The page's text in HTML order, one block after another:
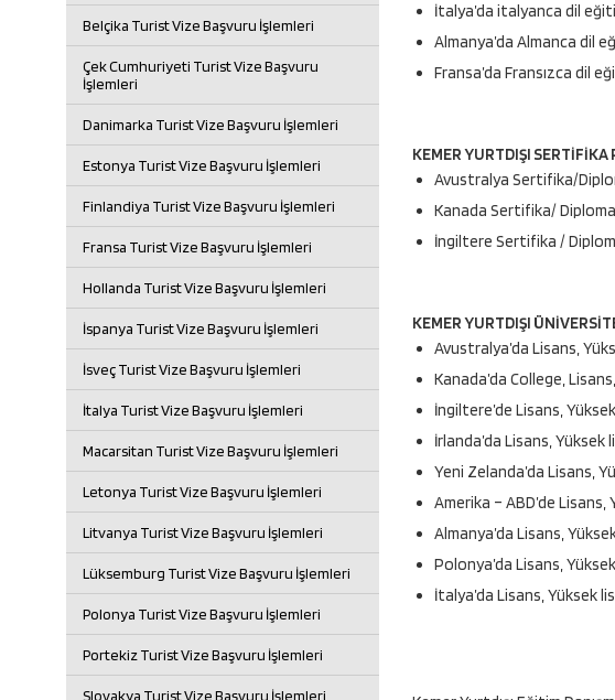
Belçika Turist Vize Başvuru İşlemleri
Çek Cumhuriyeti Turist Vize Başvuru
İşlemleri
Danimarka Turist Vize Başvuru İşlemleri
Estonya Turist Vize Başvuru İşlemleri
Finlandiya Turist Vize Başvuru İşlemleri
Fransa Turist Vize Başvuru İşlemleri
Hollanda Turist Vize Başvuru İşlemleri
İspanya Turist Vize Başvuru İşlemleri
İsveç Turist Vize Başvuru İşlemleri
İtalya Turist Vize Başvuru İşlemleri
Macarsitan Turist Vize Başvuru İşlemleri
Letonya Turist Vize Başvuru İşlemleri
Litvanya Turist Vize Başvuru İşlemleri
Lüksemburg Turist Vize Başvuru İşlemleri
Polonya Turist Vize Başvuru İşlemleri
Portekiz Turist Vize Başvuru İşlemleri
Slovakya Turist Vize Başvuru İşlemleri
İtalya’da italyanca dil
Almanya’da Almanca dil
Fransa’da Fransızca dil
KEMER YURTDIŞI
Avustralya Sertifika/
Kanada Sertifika/ Diploma
İngiltere Sertifika /
KEMER YURTDIŞI
Avustralya’da Lisans,
Kanada’da College,
İngiltere’de Lisans,
İrlanda’da Lisans, Yüksek
Yeni Zelanda’da Lisans,
Amerika – ABD’de
Almanya’da Lisans,
Polonya’da Lisans,
İtalya’da Lisans, Yüksek